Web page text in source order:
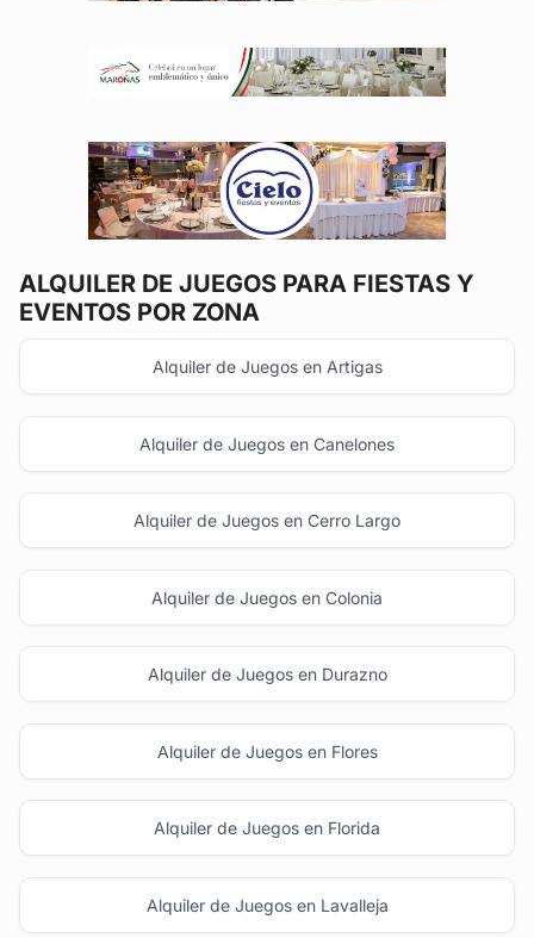
ALQUILER DE JUEGOS PARA FIESTAS Y
EVENTOS POR ZONA
Alquiler de Juegos en Artigas
Alquiler de Juegos en Canelones
Alquiler de Juegos en Cerro Largo
Alquiler de Juegos en Colonia
Alquiler de Juegos en Durazno
Alquiler de Juegos en Flores
Alquiler de Juegos en Florida
Alquiler de Juegos en Lavalleja